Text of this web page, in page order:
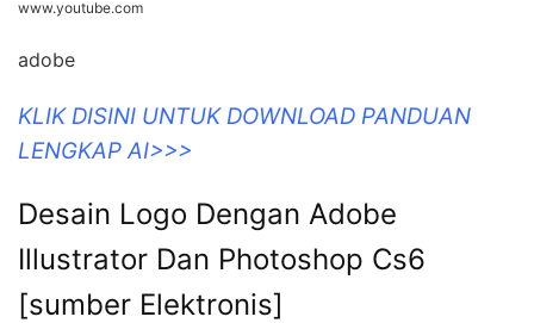
www.youtube.com
adobe
KLIK DISINI UNTUK DOWNLOAD PANDUAN
LENGKAP AI>>>
Desain Logo Dengan Adobe
Illustrator Dan Photoshop Cs6
[sumber Elektronis]